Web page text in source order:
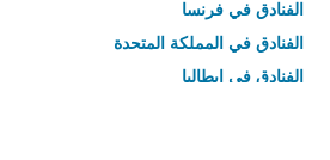
الفنادق في فرنسا
الفنادق في المملكة المتحدة
الفنادق في إيطاليا